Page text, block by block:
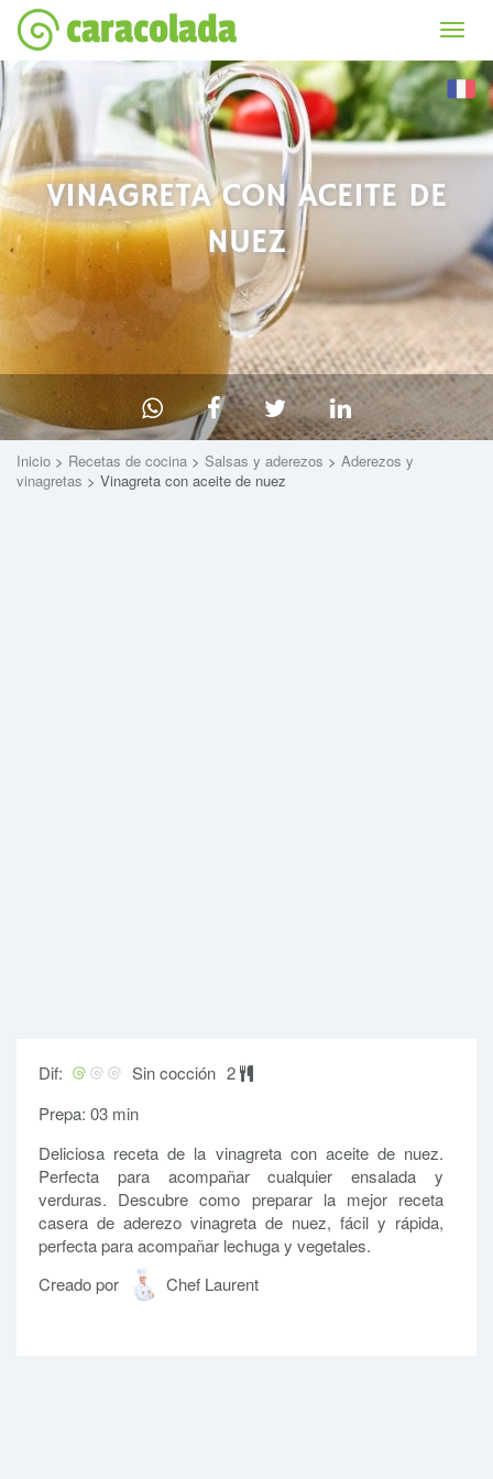
caracolada
VINAGRETA CON ACEITE DE
NUEZ
Inicio > Recetas de cocina > Salsas y aderezos > Aderezos y
vinagretas > Vinagreta con aceite de nuez
Dif: Sin cocción 2
Prepa: 03 min
Deliciosa receta de la vinagreta con aceite de nuez.
Perfecta para acompañar cualquier ensalada y
verduras. Descubre como preparar la mejor receta
casera de aderezo vinagreta de nuez, fácil y rápida,
perfecta para acompañar lechuga y vegetales.
Creado por
Chef Laurent